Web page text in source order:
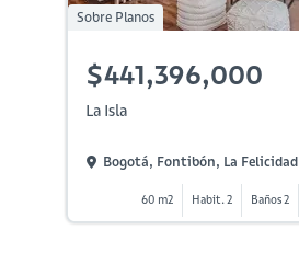
Sobre Planos
$441,396,000
La Isla
Bogotá, Fontibón, La Felicidad
60 m2 Habit. 2 Baños 2